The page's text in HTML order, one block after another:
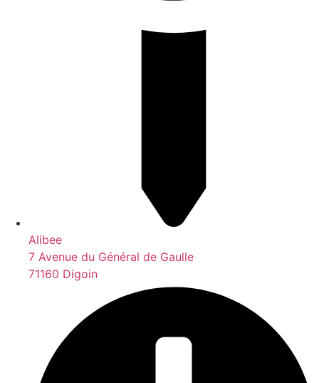
Alibee
7 Avenue du Général de Gaulle
71160 Digoin​